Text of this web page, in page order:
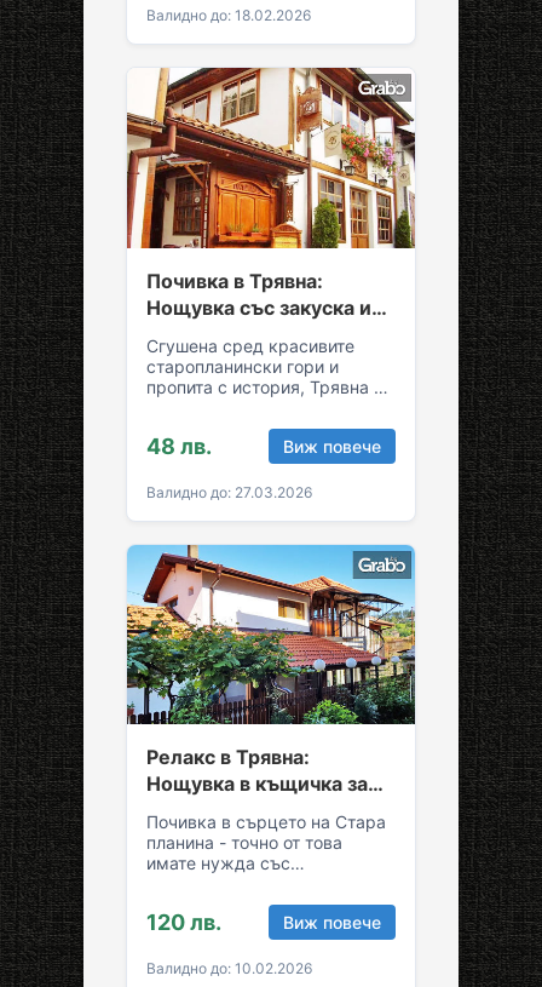
Валидно до: 18.02.2026
Почивка в Трявна:
Нощувка със закуска и
възможност за обяд и
вечеря
Сгушена сред красивите
старопланински гори и
пропита с история, Трявна е
спокойствие и култура!
Грабни ваучер за…
48 лв. Виж повече
Валидно до: 27.03.2026
Релакс в Трявна:
Нощувка в къщичка за
до седем души
Почивка в сърцето на Стара
планина - точно от това
имате нужда със
Съберете свежест и се…
120 лв. Виж повече
Валидно до: 10.02.2026